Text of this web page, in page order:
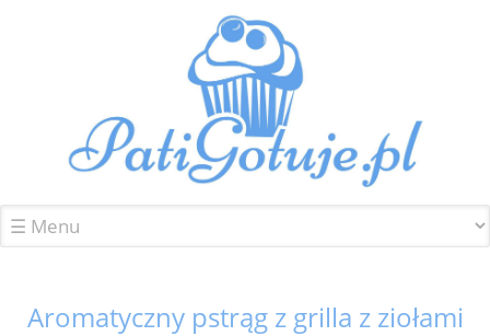
Aromatyczny pstrąg z grilla z ziołami